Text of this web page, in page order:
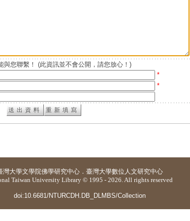
您聯繫！ (此資訊並不會公開，請您放心！)
*
*
灣大學文學院佛學研究中心 ． 臺灣大學數位人文研究中心
Taiwan University Library © 1995 - 2026. All rights reserved
doi:10.6681/NTURCDH.DB_DLMBS/Collection